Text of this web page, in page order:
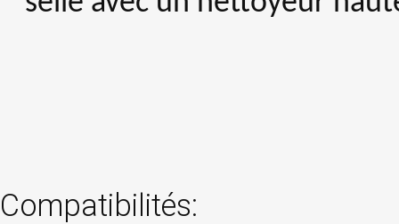
Compatibilités: